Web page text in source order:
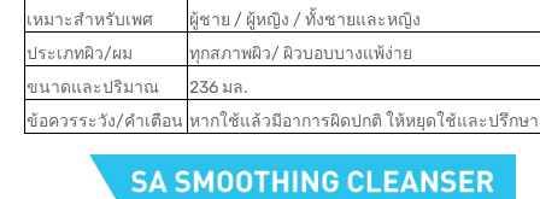
เหมาะสำหรับเพศ
ผู้ชาย / ผู้หญิง / ทั้งชายและหญิง
ประเภทผิว/ผม
ทุกสภาพผิว/ ผิวบอบบางแพ้ง่าย
ขนาดและปริมาณ
236 มล.
ข้อควรระวัง/คำเตือน หากใช้แล้วมีอาการผิดปกติ ให้หยุดใช้และปรึกษ